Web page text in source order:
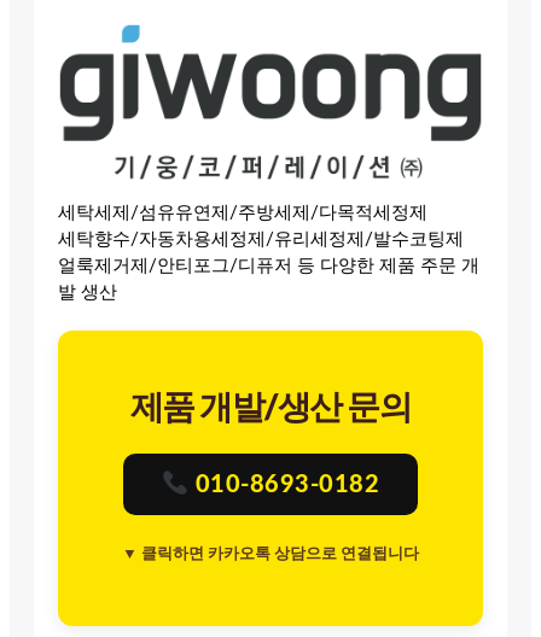
세탁세제/섬유유연제/주방세제/다목적세정제
세탁향수/자동차용세정제/유리세정제/발수코팅제
얼룩제거제/안티포그/디퓨저 등 다양한 제품 주문 개
발 생산
제품 개발/생산 문의
010-8693-0182
▼ 클릭하면 카카오톡 상담으로 연결됩니다